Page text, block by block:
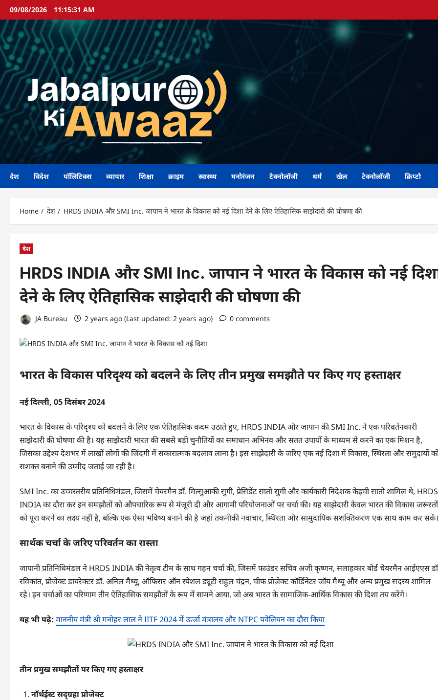
Skip
content
09/08/2026 11:15:33 AM
देश विदेश पॉलिटिक्स व्यापार शिक्षा क्राइम स्वास्थ्य मनोरंजन टेक्नोलॉजी धर्म खेल टेक्नोलॉजी क्रिप्टो
Home देश HRDS INDIA और SMI Inc. जापान ने भारत के विकास को नई दिशा देने के लिए ऐतिहासिक साझेदारी की घोषणा की
देश
HRDS INDIA और SMI Inc. जापान ने भारत के विकास को नई
देने के लिए ऐतिहासिक साझेदारी की घोषणा की
JA Bureau 2 years ago (Last updated: 2 years ago) 0 comments
भारत के विकास परिदृश्य को बदलने के लिए तीन प्रमुख समझौते पर किए गए हस्ताक्षर
नई दिल्ली, 05 दिसंबर 2024
भारत के विकास के परिदृश्य को बदलने के लिए एक ऐतिहासिक कदम उठाते हुए, HRDS INDIA और जापान की SMI Inc. ने एक परिवर्तनकारी
साझेदारी की घोषणा की है। यह साझेदारी भारत की सबसे बड़ी चुनौतियों का समाधान अभिनव और सतत उपायों के माध्यम से करने का एक मिशन है,
जिसका उद्देश्य देशभर में लाखों लोगों की जिंदगी में सकारात्मक बदलाव लाना है। इस साझेदारी के जरिए एक नई दिशा में विकास, स्थिरता और समुदायों
सशक्त बनाने की उम्मीद जताई जा रही है।
SMI Inc. का उच्चस्तरीय प्रतिनिधिमंडल, जिसमें चेयरमैन डॉ. मित्सुआकी सुगी, प्रेसिडेंट सातो सुगी और कार्यकारी निदेशक केइची सातो शामिल थे, HRDS
INDIA का दौरा कर इन समझौतों को औपचारिक रूप से मंजूरी दी और आगामी परियोजनाओं पर चर्चा की। यह साझेदारी केवल भारत की विकास जरूरतों
को पूरा करने का लक्ष्य नहीं है, बल्कि एक ऐसा भविष्य बनाने की है जहां तकनीकी नवाचार, स्थिरता और सामुदायिक सशक्तिकरण एक साथ काम कर सकें।
सार्थक चर्चा के जरिए परिवर्तन का रास्ता
जापानी प्रतिनिधिमंडल ने HRDS INDIA की नेतृत्व टीम के साथ गहन चर्चा की, जिसमें फाउंडर सचिव अजी कृष्णन, सलाहकार बोर्ड चेयरमैन आईएएस
रविकांत, प्रोजेक्ट डायरेक्टर डॉ. अनिल मैथ्यू, ऑफिसर ऑन स्पेशल ड्यूटी राहुल चंद्रन, चीफ प्रोजेक्ट कॉर्डिनेटर जॉय मैथ्यू और अन्य प्रमुख सदस्य शामिल
रहे। इन चर्चाओं का परिणाम तीन ऐतिहासिक समझौतों के रूप में सामने आया, जो अब भारत के सामाजिक-आर्थिक विकास की दिशा तय करेंगे।
यह भी पढ़े: माननीय मंत्री श्री मनोहर लाल ने IITF 2024 में ऊर्जा मंत्रालय और NTPC पवेलियन का दौरा किया
तीन प्रमुख समझौतों पर किए गए हस्ताक्षर
नॉर्थईस्ट सद्ग्रहा प्रोजेक्ट